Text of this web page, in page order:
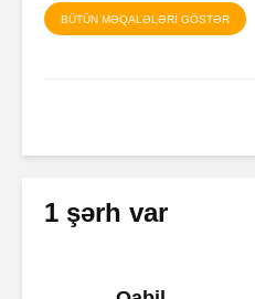
BÜTÜN MƏQALƏLƏRİ GÖSTƏR
1 şərh var